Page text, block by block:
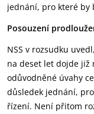
jednání, pro které by
Posouzení
NSS v rozsudku
na deset let dojde již
odůvodněné úvahy
důsledek jednání,
řízení. Není přitom